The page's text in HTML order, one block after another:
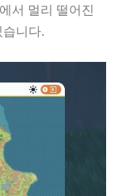
서 멀리 떨어진
니다.